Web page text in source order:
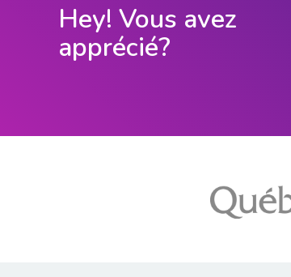
Hey! Vous avez
apprécié?